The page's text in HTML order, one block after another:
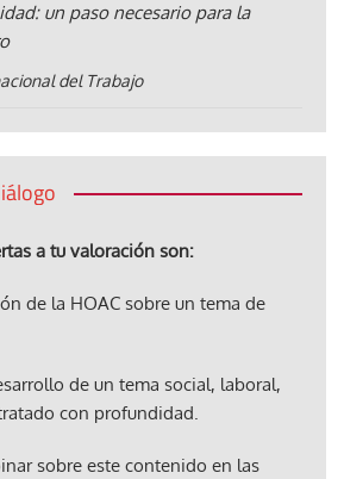
un paso necesario para la
del Trabajo
a tu valoración son:
de la HOAC sobre un tema de
de un tema social, laboral,
con profundidad.
sobre este contenido en las